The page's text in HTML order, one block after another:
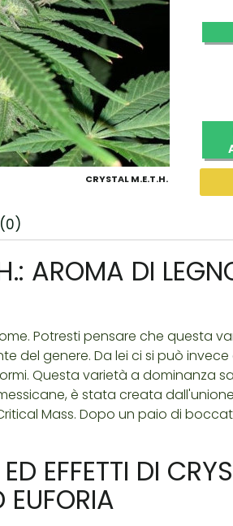
CRYSTAL M.E.T.H.
(0)
AROMA DI
Potresti pensare che questa
del genere. Da lei ci si può
Questa varietà a dominanza
è stata creata
Mass. Dopo un paio di
EFFETTI DI
EUFORIA